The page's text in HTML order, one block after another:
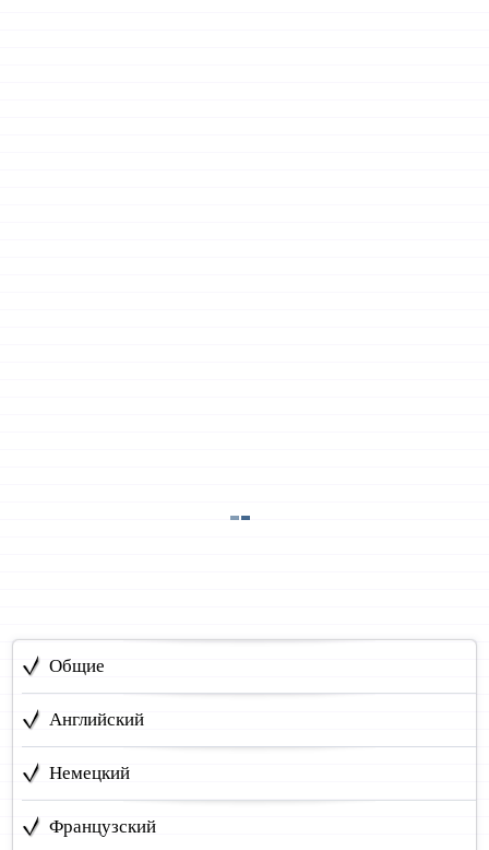
Общие
Английский
Немецкий
Французский